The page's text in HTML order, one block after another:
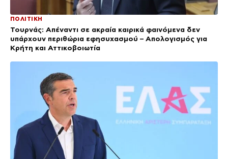
ΠΟΛΙΤΙΚΗ
Τουρνάς: Απέναντι σε ακραία καιρικά φαινόμενα δεν
υπάρχουν περιθώρια εφησυχασμού – Απολογισμός για
Κρήτη και Αττικοβοιωτία